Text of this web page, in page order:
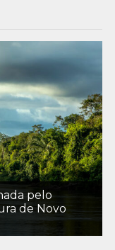
pelo
de Novo